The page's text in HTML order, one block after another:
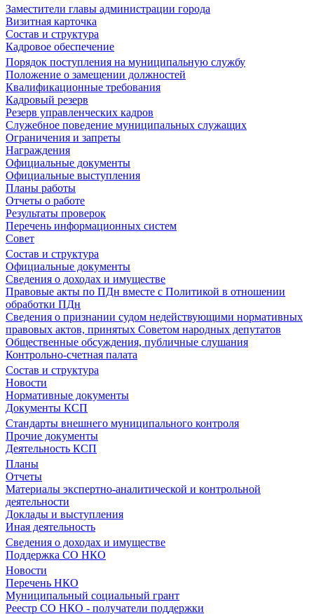
Заместители главы администрации города
Визитная карточка
Состав и структура
Кадровое обеспечение
Порядок поступления на муниципальную службу
Положение о замещении должностей
Квалификационные требования
Кадровый резерв
Резерв управленческих кадров
Служебное поведение муниципальных служащих
Ограничения и запреты
Награждения
Официальные документы
Официальные выступления
Планы работы
Отчеты о работе
Результаты проверок
Перечень информационных систем
Совет
Состав и структура
Официальные документы
Сведения о доходах и имуществе
Правовые акты по ПДн вместе с Политикой в отношении
обработки ПДн
Сведения о признании судом недействующими нормативных
правовых актов, принятых Советом народных депутатов
Общественные обсуждения, публичные слушания
Контрольно-счетная палата
Состав и структура
Новости
Нормативные документы
Документы КСП
Стандарты внешнего муниципального контроля
Прочие документы
Деятельность КСП
Планы
Отчеты
Материалы экспертно-аналитической и контрольной
деятельности
Доклады и выступления
Иная деятельность
Сведения о доходах и имуществе
Поддержка СО НКО
Новости
Перечень НКО
Муниципальный социальный грант
Реестр СО НКО - получатели поддержки